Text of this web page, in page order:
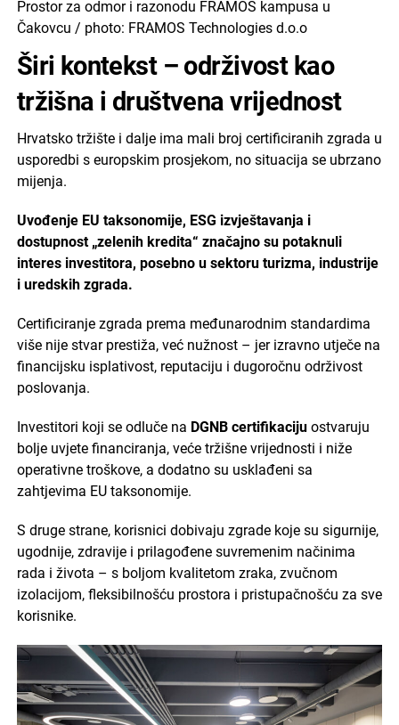
Prostor za odmor i razonodu FRAMOS kampusa u
Čakovcu / photo: FRAMOS Technologies d.o.o
Širi kontekst – održivost kao
tržišna i društvena vrijednost
Hrvatsko tržište i dalje ima mali broj certificiranih zgrada u
usporedbi s europskim prosjekom, no situacija se ubrzano
mijenja.
Uvođenje EU taksonomije, ESG izvještavanja i
dostupnost „zelenih kredita“ značajno su potaknuli
interes investitora, posebno u sektoru turizma, industrije
i uredskih zgrada.
Certificiranje zgrada prema međunarodnim standardima
više nije stvar prestiža, već nužnost – jer izravno utječe na
financijsku isplativost, reputaciju i dugoročnu održivost
poslovanja.
Investitori koji se odluče na DGNB certifikacijuostvaruju
bolje uvjete financiranja, veće tržišne vrijednosti i niže
operativne troškove, a dodatno su usklađeni sa
zahtjevima EU taksonomije.
S druge strane, korisnici dobivaju zgrade koje su sigurnije,
ugodnije, zdravije i prilagođene suvremenim načinima
rada i života – s boljom kvalitetom zraka, zvučnom
izolacijom, fleksibilnošću prostora i pristupačnošću za sve
korisnike.